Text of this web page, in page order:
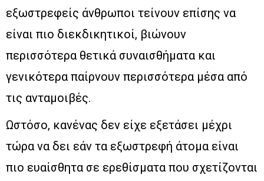
εξωστρεφείς άνθρωποι τείνουν επίσης να
είναι πιο διεκδικητικοί, βιώνουν
περισσότερα θετικά συναισθήματα και
γενικότερα παίρνουν περισσότερα μέσα από
τις ανταμοιβές.
Ωστόσο, κανένας δεν είχε εξετάσει μέχρι
τώρα να δει εάν τα εξωστρεφή άτομα είναι
πιο ευαίσθητα σε ερεθίσματα που σχετίζονται